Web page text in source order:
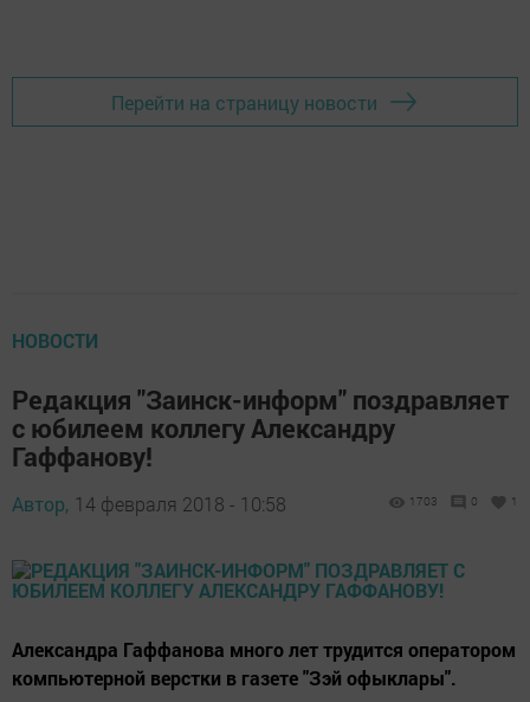
Перейти на страницу новости
НОВОСТИ
Редакция "Заинск-информ" поздравляет
с юбилеем коллегу Александру
Гаффанову!
Автор, 14 февраля 2018 - 10:58 1703 0 1
Александра Гаффанова много лет трудится оператором
компьютерной верстки в газете "Зэй офыклары".